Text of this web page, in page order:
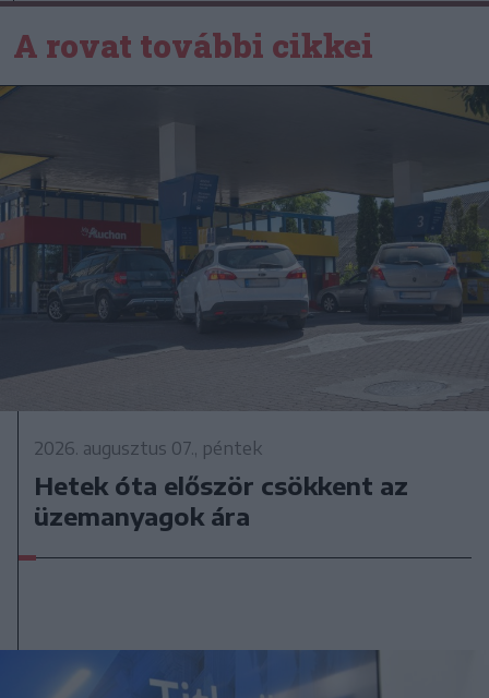
A rovat további cikkei
2026. augusztus 07., péntek
Hetek óta először csökkent az
üzemanyagok ára